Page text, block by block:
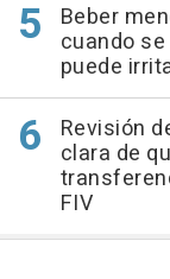
Beber
cuando
puede
Revisión
clara de
FIV